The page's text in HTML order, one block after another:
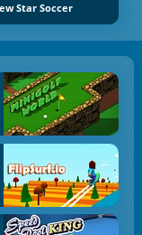
Star Soccer